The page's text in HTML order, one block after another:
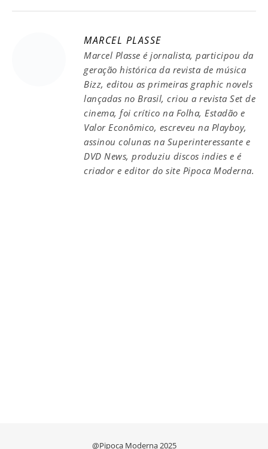
MARCEL PLASSE
Marcel Plasse é jornalista, participou da
geração histórica da revista de música
Bizz, editou as primeiras graphic novels
lançadas no Brasil, criou a revista Set de
cinema, foi crítico na Folha, Estadão e
Valor Econômico, escreveu na Playboy,
assinou colunas na Superinteressante e
DVD News, produziu discos indies e é
criador e editor do site Pipoca Moderna.
@Pipoca Moderna 2025